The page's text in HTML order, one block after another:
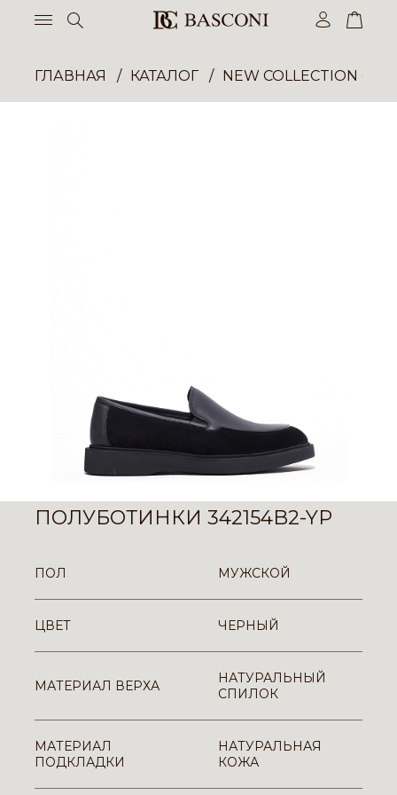
ГЛАВНАЯ КАТАЛОГ NEW COLLECTION
ПОЛУБОТИНКИ 342154B2-YP
ПОЛ МУЖСКОЙ
ЦВЕТ ЧЕРНЫЙ
МАТЕРИАЛ ВЕРХА
НАТУРАЛЬНЫЙ
СПИЛОК
МАТЕРИАЛ
ПОДКЛАДКИ
НАТУРАЛЬНАЯ
КОЖА